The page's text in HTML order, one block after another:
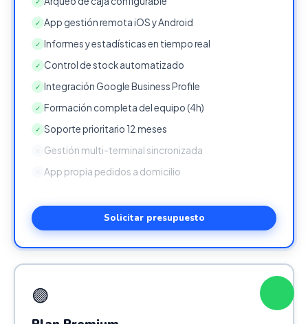
✓ App gestión remota iOS y Android
✓ Informes y estadísticas en tiempo real
✓ Control de stock automatizado
✓ Integración Google Business Profile
✓ Formación completa del equipo (4h)
✓ Soporte prioritario 12 meses
Gestión multi-terminal sincronizada
App propia pedidos a domicilio
Solicitar presupuesto
🟣